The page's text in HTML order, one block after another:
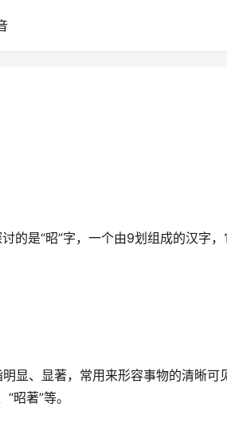
是“昭”字，一个由9划组成的汉字，
显、显著，常用来形容事物的清晰可
昭著”等。